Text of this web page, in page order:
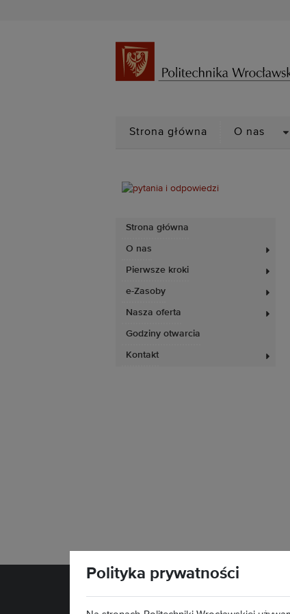
Strona główna O nas
Strona główna
O nas
Pierwsze kroki
e-Zasoby
Nasza oferta
Godziny otwarcia
Kontakt
Polityka prywatności